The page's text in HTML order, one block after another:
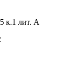
к.1 лит. А